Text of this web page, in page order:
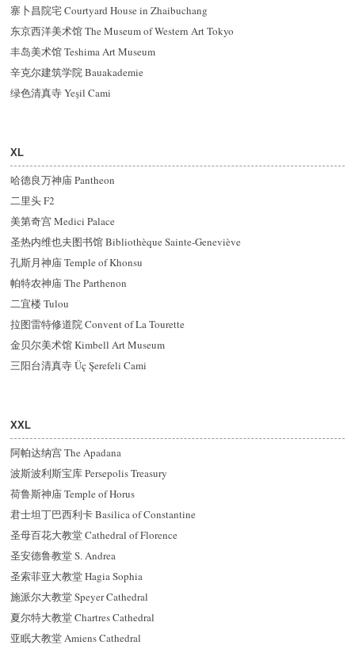
寨卜昌院宅 Courtyard House in Zhaibuchang
东京西洋美术馆 The Museum of Western Art Tokyo
丰岛美术馆 Teshima Art Museum
辛克尔建筑学院 Bauakademie
绿色清真寺 Yeşil Cami
XL
哈德良万神庙 Pantheon
二里头 F2
美第奇宫 Medici Palace
圣热内维也夫图书馆 Bibliothèque Sainte-Geneviève
孔斯月神庙 Temple of Khonsu
帕特农神庙 The Parthenon
二宜楼 Tulou
拉图雷特修道院 Convent of La Tourette
金贝尔美术馆 Kimbell Art Museum
三阳台清真寺 Üç Şerefeli Cami
XXL
阿帕达纳宫 The Apadana
波斯波利斯宝库 Persepolis Treasury
荷鲁斯神庙 Temple of Horus
君士坦丁巴西利卡 Basilica of Constantine
圣母百花大教堂 Cathedral of Florence
圣安德鲁教堂 S. Andrea
圣索菲亚大教堂 Hagia Sophia
施派尔大教堂 Speyer Cathedral
夏尔特大教堂 Chartres Cathedral
亚眠大教堂 Amiens Cathedral